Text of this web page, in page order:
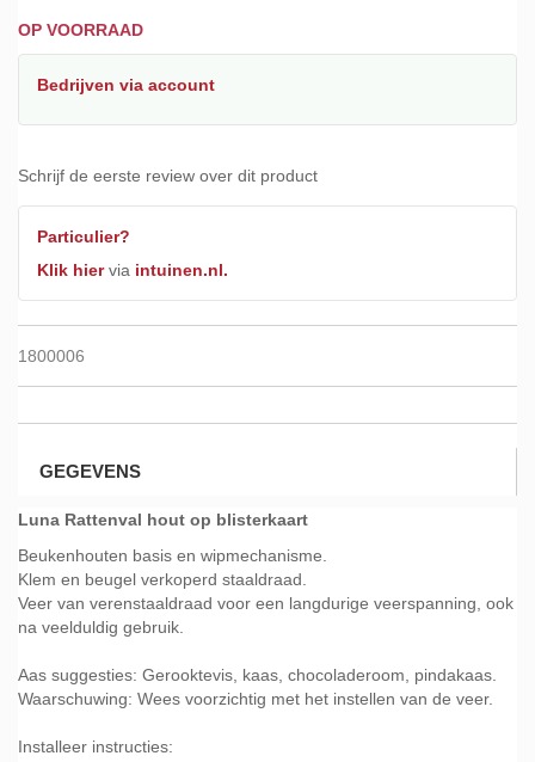
OP VOORRAAD
Bedrijven via account
Schrijf de eerste review over dit product
Particulier?
Klik hiervia intuinen.nl.
1800006
de
afbeeldingen-
GEGEVENS
Luna Rattenval hout op blisterkaart
Beukenhouten basis en wipmechanisme.
Klem en beugel verkoperd staaldraad.
Veer van verenstaaldraad voor een langdurige veerspanning, ook
na veelduldig gebruik.
Aas suggesties: Gerooktevis, kaas, chocoladeroom, pindakaas.
Waarschuwing: Wees voorzichtig met het instellen van de veer.
Installeer instructies: